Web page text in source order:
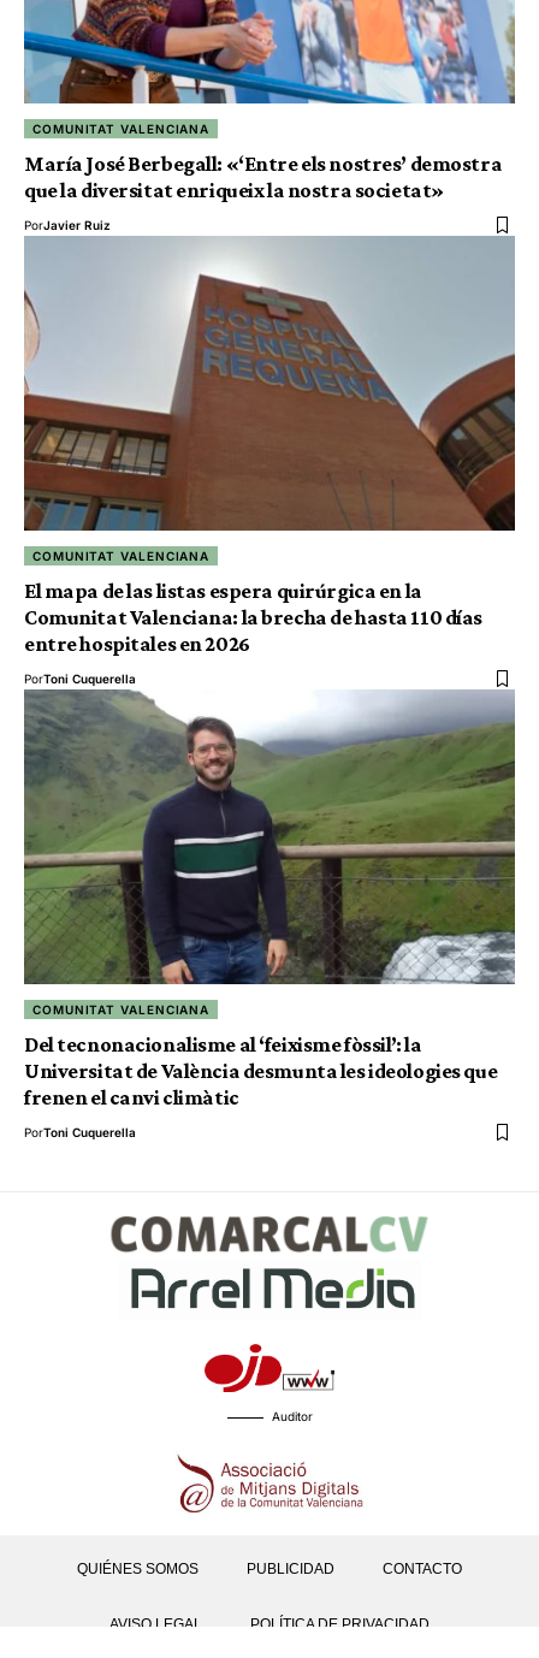
COMUNITAT VALENCIANA
María José Berbegall: «‘Entre els nostres’ demostra
que la diversitat enriqueix la nostra societat»
PorJavier Ruiz
COMUNITAT VALENCIANA
El mapa de las listas espera quirúrgica en la
Comunitat Valenciana: la brecha de hasta 110 días
entre hospitales en 2026
PorToni Cuquerella
COMUNITAT VALENCIANA
Del tecnonacionalisme al ‘feixisme fòssil’: la
Universitat de València desmunta les ideologies que
frenen el canvi climàtic
PorToni Cuquerella
Auditor
QUIÉNES SOMOS PUBLICIDAD CONTACTO
AVISO LEGAL POLÍTICA DE PRIVACIDAD